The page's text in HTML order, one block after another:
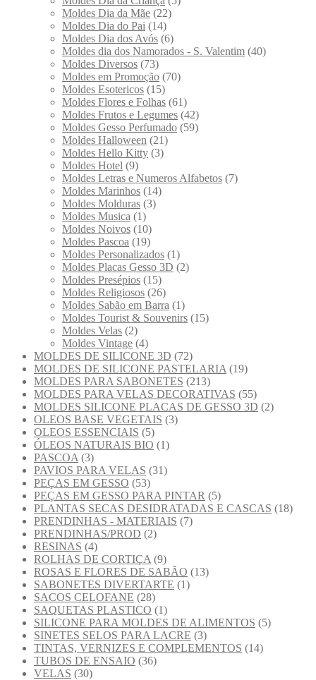
Moldes Dia da Mãe (22)
Moldes Dia do Pai (14)
Moldes Dia dos Avós (6)
Moldes dia dos Namorados - S. Valentim (40)
Moldes Diversos (73)
Moldes em Promoção (70)
Moldes Esotericos (15)
Moldes Flores e Folhas (61)
Moldes Frutos e Legumes (42)
Moldes Gesso Perfumado (59)
Moldes Halloween (21)
Moldes Hello Kitty (3)
Moldes Hotel (9)
Moldes Letras e Numeros Alfabetos (7)
Moldes Marinhos (14)
Moldes Molduras (3)
Moldes Musica (1)
Moldes Noivos (10)
Moldes Pascoa (19)
Moldes Personalizados (1)
Moldes Placas Gesso 3D (2)
Moldes Presépios (15)
Moldes Religiosos (26)
Moldes Sabão em Barra (1)
Moldes Tourist & Souvenirs (15)
Moldes Velas (2)
Moldes Vintage (4)
MOLDES DE SILICONE 3D (72)
MOLDES DE SILICONE PASTELARIA (19)
MOLDES PARA SABONETES (213)
MOLDES PARA VELAS DECORATIVAS (55)
MOLDES SILICONE PLACAS DE GESSO 3D (2)
OLEOS BASE VEGETAIS (3)
OLEOS ESSENCIAIS (5)
ÓLEOS NATURAIS BIO (1)
PASCOA (3)
PAVIOS PARA VELAS (31)
PEÇAS EM GESSO (53)
PEÇAS EM GESSO PARA PINTAR (5)
PLANTAS SECAS DESIDRATADAS E CASCAS (18)
PRENDINHAS - MATERIAIS (7)
PRENDINHAS/PROD (2)
RESINAS (4)
ROLHAS DE CORTIÇA (9)
ROSAS E FLORES DE SABÃO (13)
SABONETES DIVERTARTE (1)
SACOS CELOFANE (28)
SAQUETAS PLASTICO (1)
SILICONE PARA MOLDES DE ALIMENTOS (5)
SINETES SELOS PARA LACRE (3)
TINTAS, VERNIZES E COMPLEMENTOS (14)
TUBOS DE ENSAIO (36)
VELAS (30)